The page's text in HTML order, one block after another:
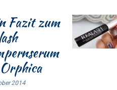
Fazit zum
2014